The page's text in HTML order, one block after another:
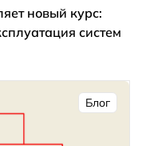
новый курс:
систем
Блог